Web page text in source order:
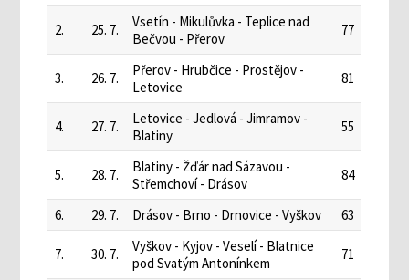
2. 25. 7.
Vsetín - Mikulůvka - Teplice nad
Bečvou - Přerov
77
3. 26. 7.
Přerov - Hrubčice - Prostějov -
Letovice
81
4. 27. 7.
Letovice - Jedlová - Jimramov -
Blatiny
55
5. 28. 7.
Blatiny - Žďár nad Sázavou -
Střemchoví - Drásov
84
6. 29. 7. Drásov - Brno - Drnovice - Vyškov 63
7. 30. 7.
Vyškov - Kyjov - Veselí - Blatnice
pod Svatým Antonínkem
71